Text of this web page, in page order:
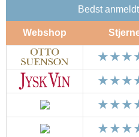
Bedst
Webshop